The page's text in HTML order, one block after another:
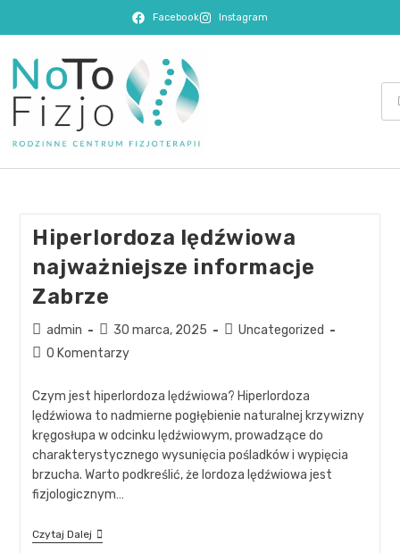
Facebook Instagram
Hiperlordoza lędźwiowa
najważniejsze informacje
Zabrze
admin 30 marca, 2025
Uncategorized
0 Komentarzy
Czym jest hiperlordoza lędźwiowa? Hiperlordoza
lędźwiowa to nadmierne pogłębienie naturalnej krzywizny
kręgosłupa w odcinku lędźwiowym, prowadzące do
charakterystycznego wysunięcia pośladków i wypięcia
brzucha. Warto podkreślić, że lordoza lędźwiowa jest
fizjologicznym…
Czytaj Dalej